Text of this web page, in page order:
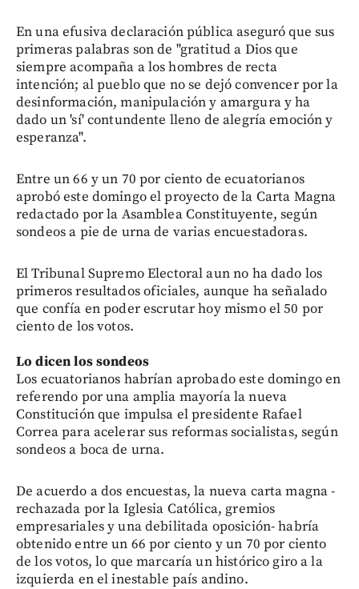
En una efusiva declaración pública aseguró que sus
primeras palabras son de "gratitud a Dios que
siempre acompaña a los hombres de recta
intención; al pueblo que no se dejó convencer por la
desinformación, manipulación y amargura y ha
dado un 'sí' contundente lleno de alegría emoción y
esperanza".
Entre un 66 y un 70 por ciento de ecuatorianos
aprobó este domingo el proyecto de la Carta Magna
redactado por la Asamblea Constituyente, según
sondeos a pie de urna de varias encuestadoras.
El Tribunal Supremo Electoral aun no ha dado los
primeros resultados oficiales, aunque ha señalado
que confía en poder escrutar hoy mismo el 50 por
ciento de los votos.
Lo dicen los sondeos
Los ecuatorianos habrían aprobado este domingo en
referendo por una amplia mayoría la nueva
Constitución que impulsa el presidente Rafael
Correa para acelerar sus reformas socialistas, según
sondeos a boca de urna.
De acuerdo a dos encuestas, la nueva carta magna -
rechazada por la Iglesia Católica, gremios
empresariales y una debilitada oposición- habría
obtenido entre un 66 por ciento y un 70 por ciento
de los votos, lo que marcaría un histórico giro a la
izquierda en el inestable país andino.